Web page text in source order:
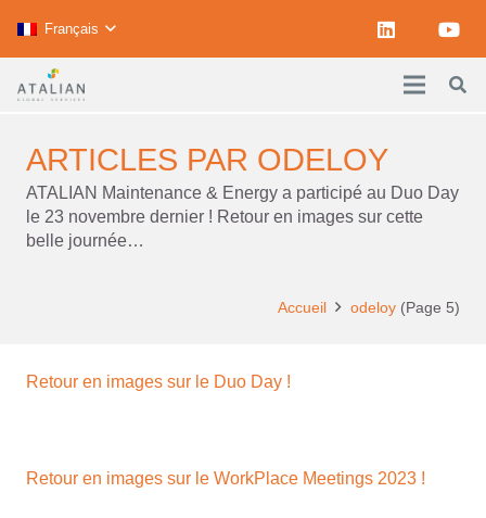
Français
ARTICLES PAR ODELOY
ATALIAN Maintenance & Energy a participé au Duo Day
le 23 novembre dernier ! Retour en images sur cette
belle journée…
Accueil odeloy (Page 5)
Retour en images sur le Duo Day !
Retour en images sur le WorkPlace Meetings 2023 !